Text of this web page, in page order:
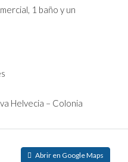
1 baño y un
Helvecia – Colonia
Abrir en Google Maps